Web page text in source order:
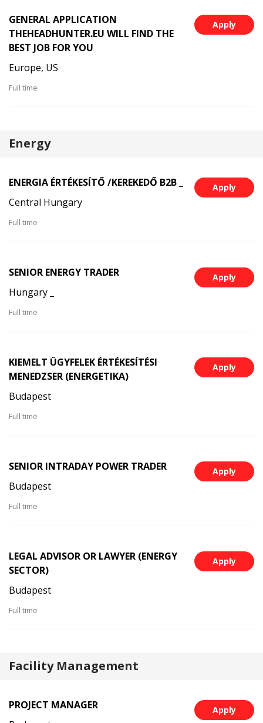
Apply
GENERAL APPLICATION
THEHEADHUNTER.EU WILL FIND THE
BEST JOB FOR YOU
Europe, US
Full time
Energy
Apply
ENERGIA ÉRTÉKESÍTŐ /KEREKEDŐ B2B _
Central Hungary
Full time
Apply
SENIOR ENERGY TRADER
Hungary _
Full time
Apply
KIEMELT ÜGYFELEK ÉRTÉKESÍTÉSI
MENEDZSER (ENERGETIKA)
Budapest
Full time
Apply
SENIOR INTRADAY POWER TRADER
Budapest
Full time
Apply
LEGAL ADVISOR OR LAWYER (ENERGY
SECTOR)
Budapest
Full time
Facility Management
Apply
PROJECT MANAGER